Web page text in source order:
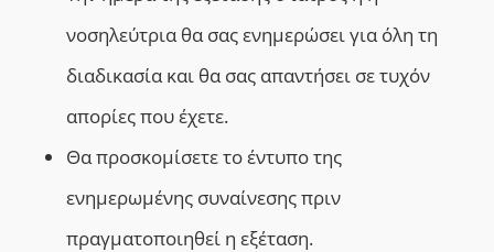
νοσηλεύτρια θα σας ενημερώσει για όλη τη
διαδικασία και θα σας απαντήσει σε τυχόν
απορίες που έχετε.
Θα προσκομίσετε το έντυπο της
ενημερωμένης συναίνεσης πριν
πραγματοποιηθεί η εξέταση.